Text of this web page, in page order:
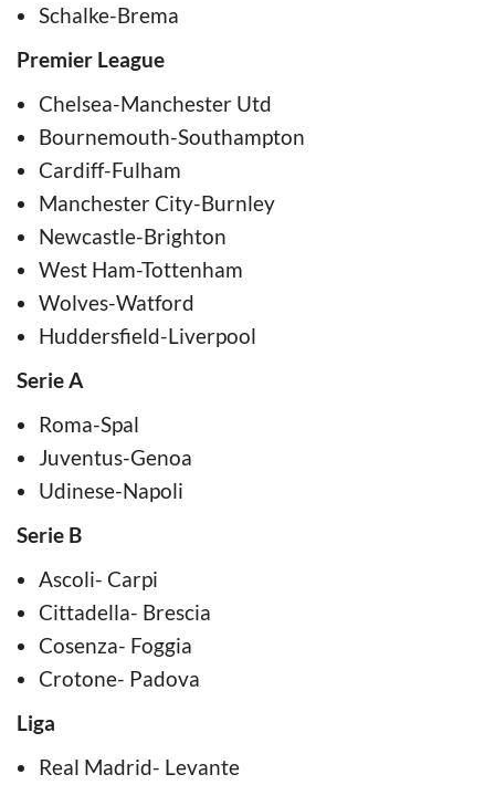
Schalke-Brema
Premier League
Chelsea-Manchester Utd
Bournemouth-Southampton
Cardiff-Fulham
Manchester City-Burnley
Newcastle-Brighton
West Ham-Tottenham
Wolves-Watford
Huddersfield-Liverpool
Serie A
Roma-Spal
Juventus-Genoa
Udinese-Napoli
Serie B
Ascoli- Carpi
Cittadella- Brescia
Cosenza- Foggia
Crotone- Padova
Liga
Real Madrid- Levante